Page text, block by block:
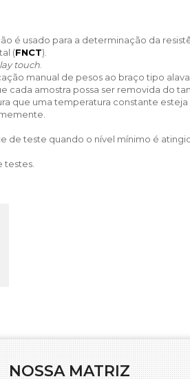
é usado para a determinação da
(FNCT).
touch
manual de pesos ao braço tipo
cada amostra possa ser removida do
que uma temperatura constante
de teste quando o nível mínimo é
testes.
NOSSA MATRIZ